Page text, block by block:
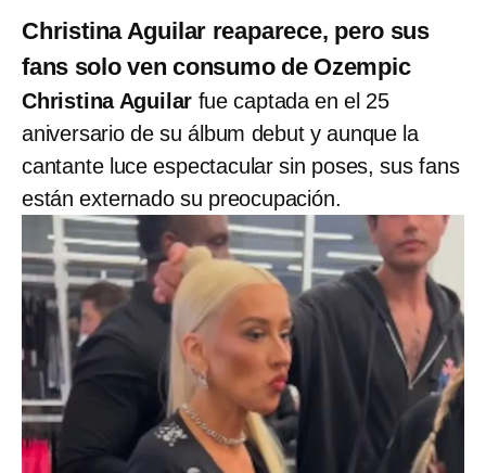
Christina Aguilar reaparece, pero sus
fans solo ven consumo de Ozempic
Christina Aguilar fue captada en el 25
aniversario de su álbum debut y aunque la
cantante luce espectacular sin poses, sus fans
están externado su preocupación.